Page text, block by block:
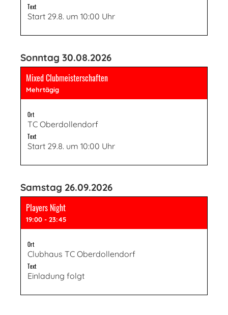
Text
Start 29.8. um 10:00 Uhr
Sonntag 30.08.2026
Mixed Clubmeisterschaften
Mehrtägig
Ort
TC Oberdollendorf
Text
Start 29.8. um 10:00 Uhr
Samstag 26.09.2026
Players Night
19:00 - 23:45
Ort
Clubhaus TC Oberdollendorf
Text
Einladung folgt